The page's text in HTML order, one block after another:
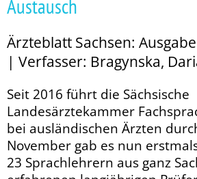
Austausch
Ärzteblatt Sachsen:
| Verfasser: Bragynska,
Seit 2016 führt die Sächsische
Landesärztekammer
bei ausländischen Ärzten
November gab es nun
23 Sprachlehrern aus ganz